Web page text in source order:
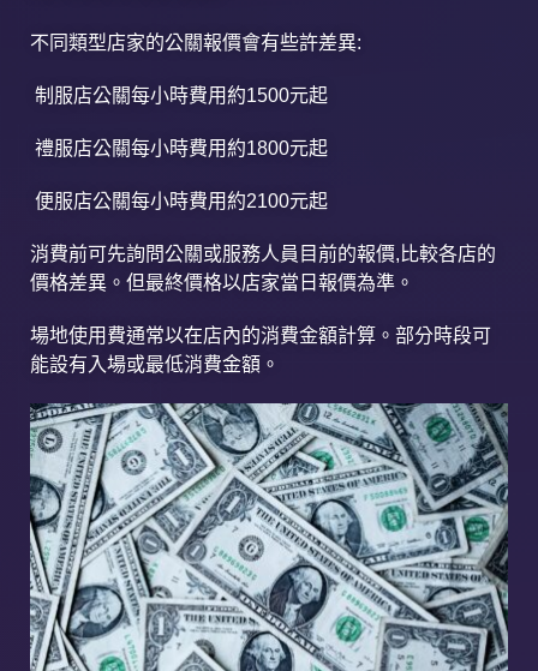
不同類型店家的公關報價會有些許差異:
制服店公關每小時費用約1500元起
禮服店公關每小時費用約1800元起
便服店公關每小時費用約2100元起
消費前可先詢問公關或服務人員目前的報價,比較各店的
價格差異。但最終價格以店家當日報價為準。
場地使用費通常以在店內的消費金額計算。部分時段可
能設有入場或最低消費金額。